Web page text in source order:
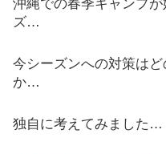
沖縄での春季キャンプ
ズ…
今シーズンへの対策は
か…
独自に考えてみました…